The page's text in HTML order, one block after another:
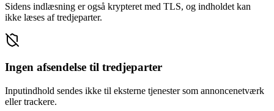
Sidens indlæsning er også krypteret med TLS, og indholdet kan
ikke læses af tredjeparter.
Ingen afsendelse til tredjeparter
Inputindhold sendes ikke til eksterne tjenester som annoncenetværk
eller trackere.